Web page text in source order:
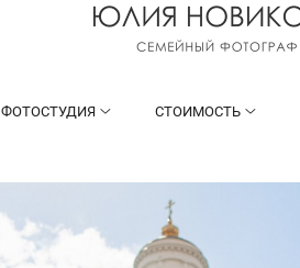
ФОТОСТУДИЯ СТОИМОСТЬ